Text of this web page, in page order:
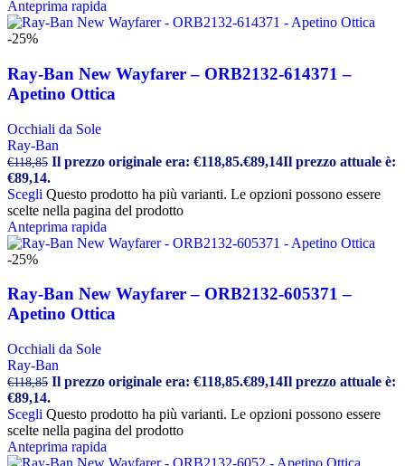
Anteprima rapida
-25%
Ray-Ban New Wayfarer – ORB2132-614371 –
Apetino Ottica
Occhiali da Sole
Ray-Ban
€118,85 Il prezzo originale era: €118,85.€89,14Il prezzo attuale è:
€89,14.
Scegli Questo prodotto ha più varianti. Le opzioni possono essere
scelte nella pagina del prodotto
Anteprima rapida
-25%
Ray-Ban New Wayfarer – ORB2132-605371 –
Apetino Ottica
Occhiali da Sole
Ray-Ban
€118,85 Il prezzo originale era: €118,85.€89,14Il prezzo attuale è:
€89,14.
Scegli Questo prodotto ha più varianti. Le opzioni possono essere
scelte nella pagina del prodotto
Anteprima rapida